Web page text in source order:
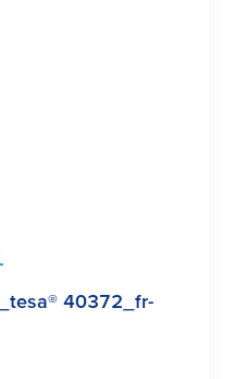
tesa® 40372_fr-